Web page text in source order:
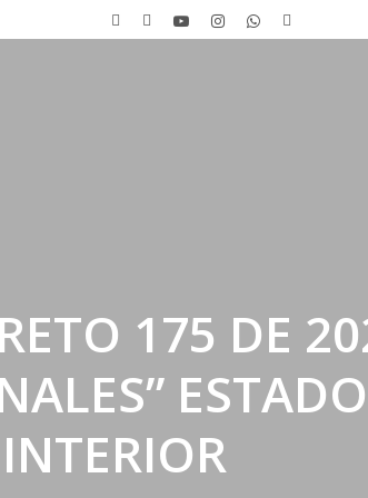
facebook
linkedinyoutubeinstagramwhatsapp
tiktok
175 DE